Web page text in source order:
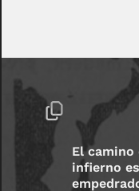
El camino
infierno